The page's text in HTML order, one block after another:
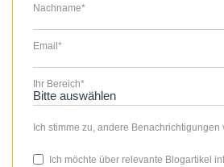
Nachname*
Email *
Ihr Bereich*
Ich stimme zu, andere
Ich möchte über relevante Blogartikel